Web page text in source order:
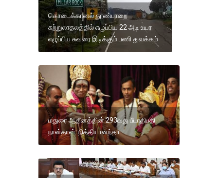
கொடைக்கானல் தூண்பாறை
சுற்றுலாதலத்தில் எழுப்பிய 22 அடி உயர
எழுப்பிய சுவரை இடிக்கும் பணி துவக்கம்
மதுரை ஆதீனத்தின் 293வது பீடாதிபதி
நான்தான்: நித்தியானந்தா